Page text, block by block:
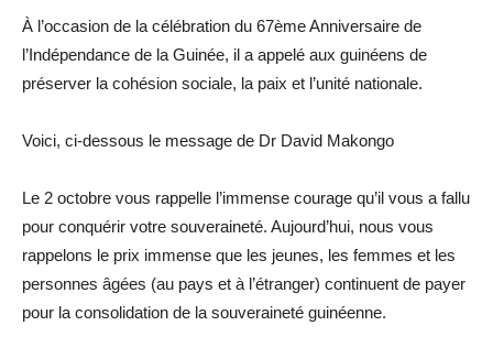
À l’occasion de la célébration du 67ème Anniversaire de
l’Indépendance de la Guinée, il a appelé aux guinéens de
préserver la cohésion sociale, la paix et l’unité nationale.
Voici, ci-dessous le message de Dr David Makongo
Le 2 octobre vous rappelle l’immense courage qu’il vous a fallu
pour conquérir votre souveraineté. Aujourd’hui, nous vous
rappelons le prix immense que les jeunes, les femmes et les
personnes âgées (au pays et à l’étranger) continuent de payer
pour la consolidation de la souveraineté guinéenne.